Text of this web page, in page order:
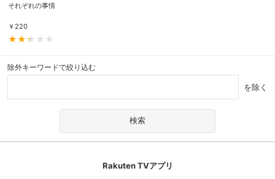
それぞれの事情
￥ 220
除外キーワードで絞り込む
を除く
Rakuten TVアプリ